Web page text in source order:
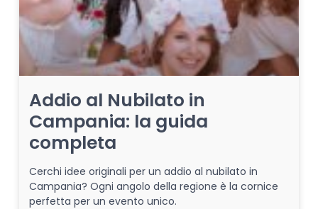
Addio al Nubilato in
Campania: la guida
completa
Cerchi idee originali per un addio al nubilato in
Campania? Ogni angolo della regione è la cornice
perfetta per un evento unico.